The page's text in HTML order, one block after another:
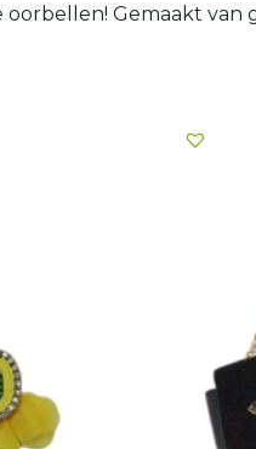
oorbellen! Gemaakt